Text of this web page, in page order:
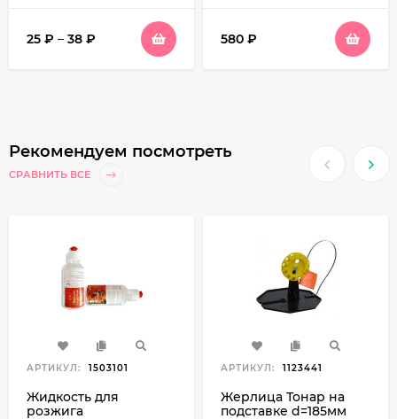
25 ₽ – 38 ₽ 580 ₽
Рекомендуем посмотреть
СРАВНИТЬ ВСЕ
АРТИКУЛ: 1503101
Жидкость для
розжига
АРТИКУЛ: 1123441
Жерлица Тонар на
подставке d=185мм